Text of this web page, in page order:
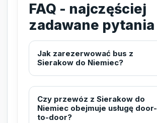
FAQ - najczęściej
zadawane pytania
Jak zarezerwować bus z
Sierakow do Niemiec?
Czy przewóz z Sierakow do
Niemiec obejmuje usługę door-
to-door?